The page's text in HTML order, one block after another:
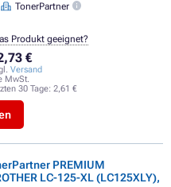
TonerPartner
€
Versand
MwSt.
30 Tage: 2,61 €
Produkt geeignet?
PREMIUM
LC-125-XL (LC125XLY),